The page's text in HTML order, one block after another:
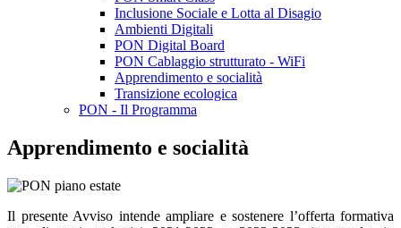
Inclusione Sociale e Lotta al Disagio
Ambienti Digitali
PON Digital Board
PON Cablaggio strutturato - WiFi
Apprendimento e socialità
Transizione ecologica
PON - Il Programma
Apprendimento e socialità
Il presente Avviso intende ampliare e sostenere l’offerta formativa